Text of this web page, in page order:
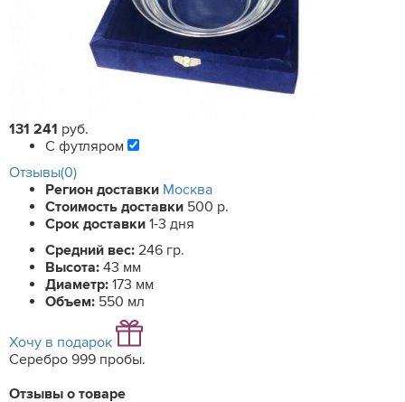
131 241 руб.
С футляром
Отзывы(0)
Регион доставки Москва
Стоимость доставки 500 р.
Срок доставки 1-3 дня
Средний вес: 246 гр.
Высота: 43 мм
Диаметр: 173 мм
Объем: 550 мл
Хочу в подарок
Серебро 999 пробы.
Отзывы о товаре